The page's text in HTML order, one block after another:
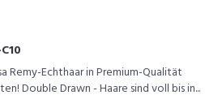
Remy-Echthaar in Premium-Qualität
Double Drawn - Haare sind voll bis in...